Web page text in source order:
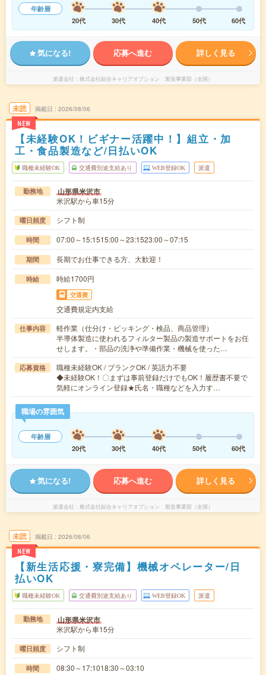
年齢層
20代
30代 40代 50代 60代
気になる! 応募へ進む 詳しく見る
派遣会社 株式会社綜合キャリアオプション 製造事業部（全国）
未読
NEW
掲載日 2026/08/06
【未経験OK！ビギナー活躍中！】組立・加
工・食品製造など/日払いOK
職種未経験OK 交通費別途支給あり WEB登録OK 派遣
勤務地 山形県米沢市
米沢駅から車15分
曜日頻度 シフト制
時間 07:00～15:1515:00～23:1523:00～07:15
期間 長期でお仕事できる方、大歓迎！
時給 時給1700円
交通費
交通費規定内支給
仕事内容
軽作業（仕分け・ピッキング・検品、商品管理）
半導体製造に使われるフィルター製品の製造サポートをお任
せします。・部品の洗浄や準備作業・機械を使った…
応募資格
職種未経験OK / ブランクOK / 英語力不要
◆未経験OK！〇まずは事前登録だけでもOK！履歴書不要で
気軽にオンライン登録★氏名・職種などを入力す…
職場の雰囲気
年齢層
20代
30代 40代 50代 60代
気になる! 応募へ進む 詳しく見る
派遣会社 株式会社綜合キャリアオプション 製造事業部（全国）
未読
NEW
掲載日 2026/08/06
【新生活応援・寮完備】機械オペレーター/日
払いOK
職種未経験OK 交通費別途支給あり WEB登録OK 派遣
勤務地 山形県米沢市
米沢駅から車15分
曜日頻度 シフト制
時間 08:30～17:1018:30～03:10